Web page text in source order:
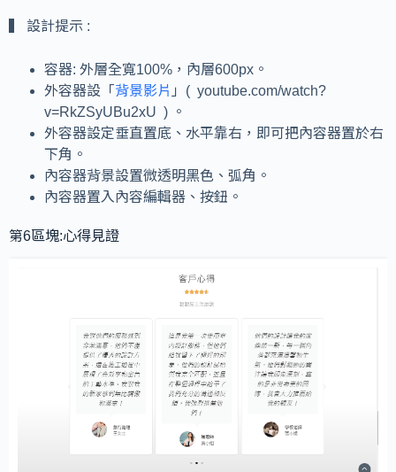
▍ 設計提示 :
容器: 外層全寬100%，內層600px。
外容器設「 背景影片 」( youtube.com/watch?
v=RkZSyUBu2xU ) 。
外容器設定垂直置底、水平靠右，即可把內容器置於右
下角。
內容器背景設置微透明黑色、弧角。
內容器置入內容編輯器、按鈕。
第6區塊:心得見證